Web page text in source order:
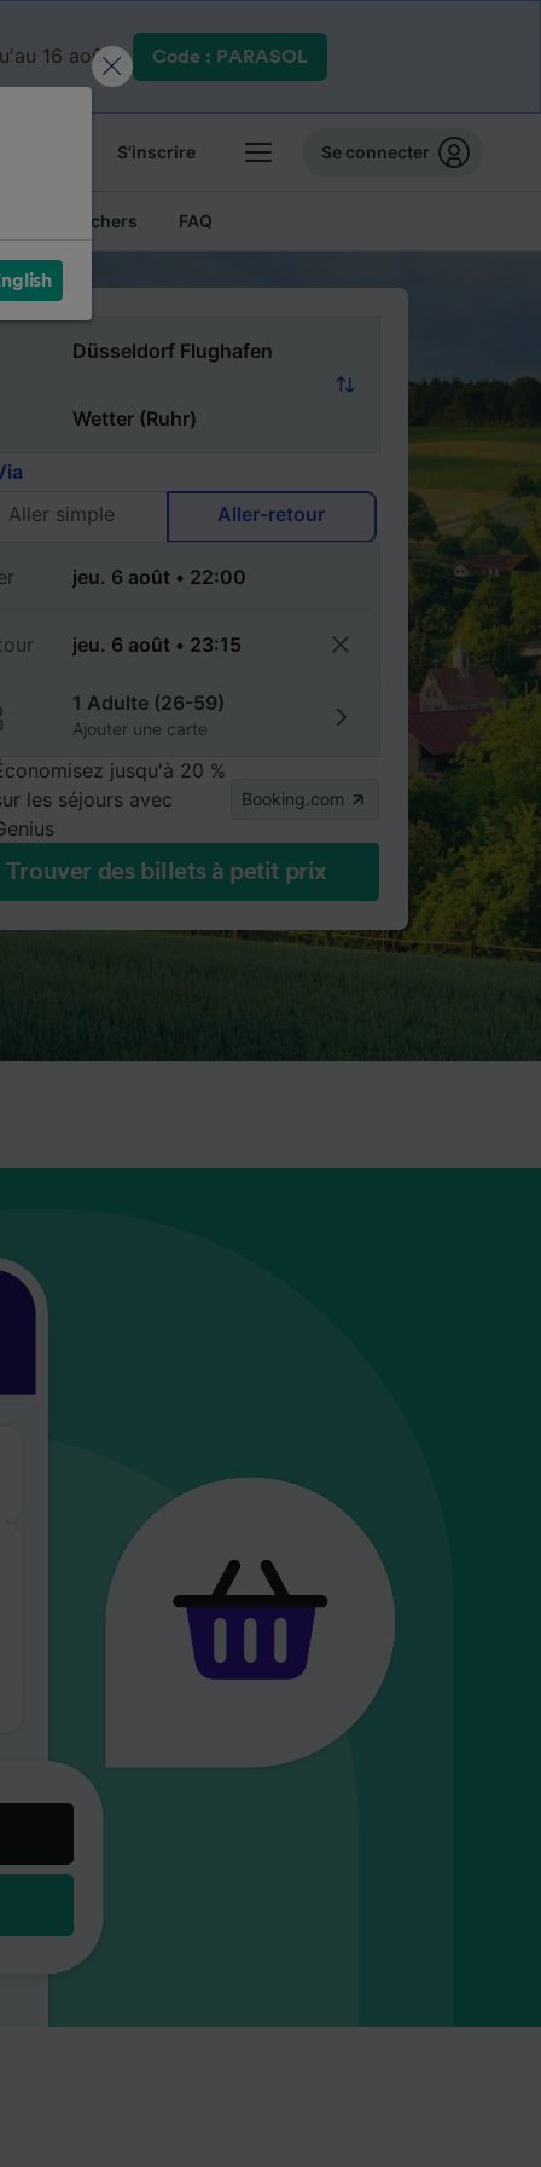
16 août. Code : PARASOL
S'inscrire Se connecter
Billets pas chers FAQ
Aller simple
Aller-retour
1 Adulte (26-59)
Ajouter une carte
jusqu'à 20 %
les séjours avec
Booking.com
Trouver des billets à petit prix